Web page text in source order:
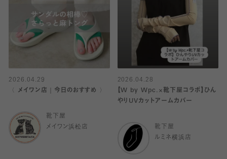
2026.04.29
〈 メイワン店｜今日のおすすめ 〉
靴下屋
メイワン浜松店
2026.04.28
【W by Wpc.×靴下屋コラボ】ひん
やりUVカットアームカバー
靴下屋
ルミネ横浜店